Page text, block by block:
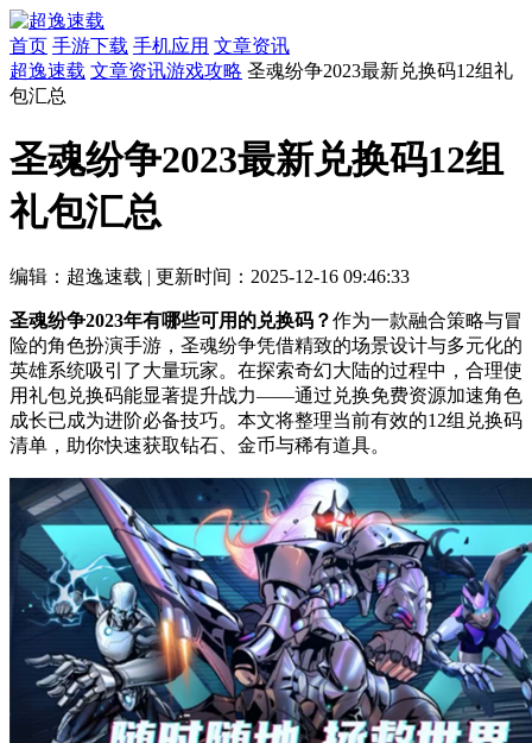
首页 手游下载 手机应用 文章资讯
超逸速载 文章资讯游戏攻略 圣魂纷争2023最新兑换码12组礼
包汇总
圣魂纷争2023最新兑换码12组
礼包汇总
编辑：超逸速载 | 更新时间：2025-12-16 09:46:33
圣魂纷争2023年有哪些可用的兑换码？作为一款融合策略与冒
险的角色扮演手游，圣魂纷争凭借精致的场景设计与多元化的
英雄系统吸引了大量玩家。在探索奇幻大陆的过程中，合理使
用礼包兑换码能显著提升战力——通过兑换免费资源加速角色
成长已成为进阶必备技巧。本文将整理当前有效的12组兑换码
清单，助你快速获取钻石、金币与稀有道具。